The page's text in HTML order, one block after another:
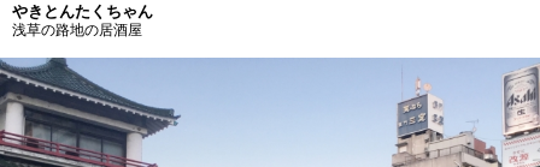
やきとんたくちゃん
浅草の路地の居酒屋